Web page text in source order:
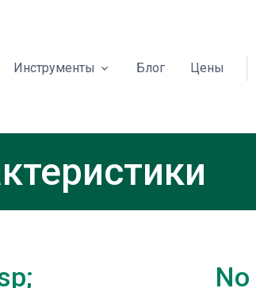
Инструменты Блог Цены